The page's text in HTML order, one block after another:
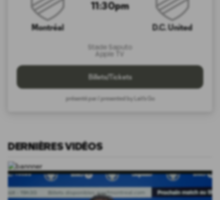
Montréal
11:30pm
D.C. United
Stade Saputo
Apple TV
Billets/Tickets
présenté par / presented by Lait's Go
DERNIÈRES VIDÉOS